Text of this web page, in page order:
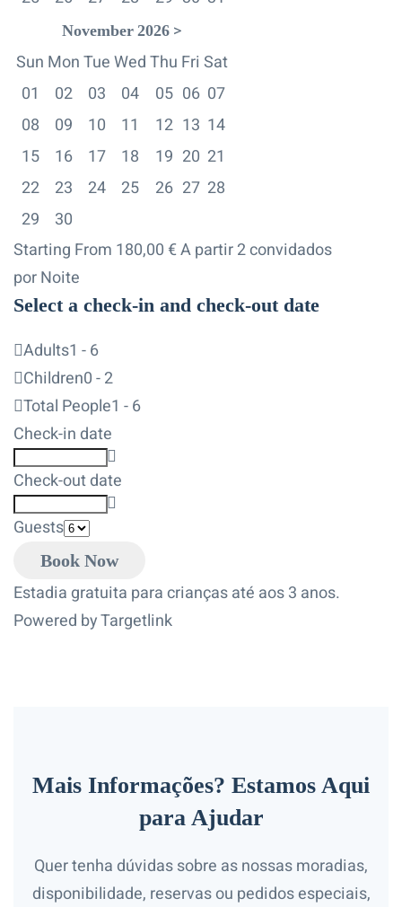
November 2026 >
Sun MonTueWedThu Fri Sat
01
02 03 04 05 06 07
08
09 10 11 12 13 14
15
16 17 18 19 20 21
22
23 24 25 26 27 28
29
30
Starting From 180,00 €A partir 2 convidados
por Noite
Select a check-in and check-out date
Adults1 - 6
Children0 - 2
Total People1 - 6
Check-in date
Check-out date
Guests
Estadia gratuita para crianças até aos 3 anos.
Powered by Targetlink
Mais Informações? Estamos Aqui
para Ajudar
Quer tenha dúvidas sobre as nossas moradias,
disponibilidade, reservas ou pedidos especiais,